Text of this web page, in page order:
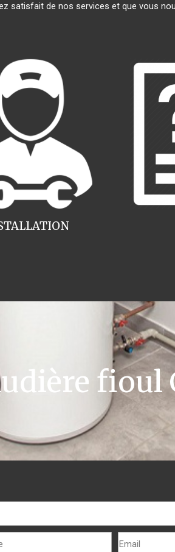
satisfait de nos services et que vous